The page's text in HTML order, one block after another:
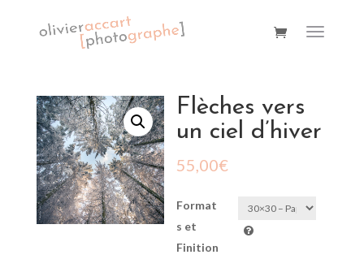
Flèches vers
un ciel d’hiver
55,00€
Format
s et
Finition